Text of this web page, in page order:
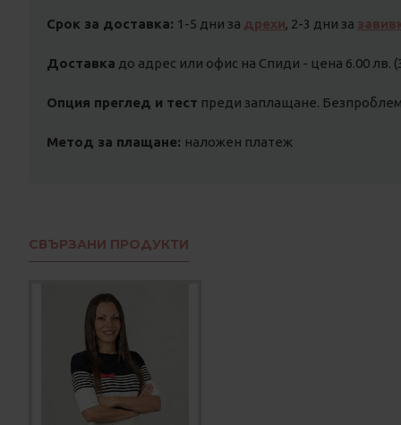
Срок за доставка: 1-5 дни за дрехи, 2-3 дни за
Доставка до адрес или офис на Спиди - цена 6.00 лв.
Опция преглед и тест преди заплащане.
Метод за плащане: наложен платеж
СВЪРЗАНИ ПРОДУКТИ